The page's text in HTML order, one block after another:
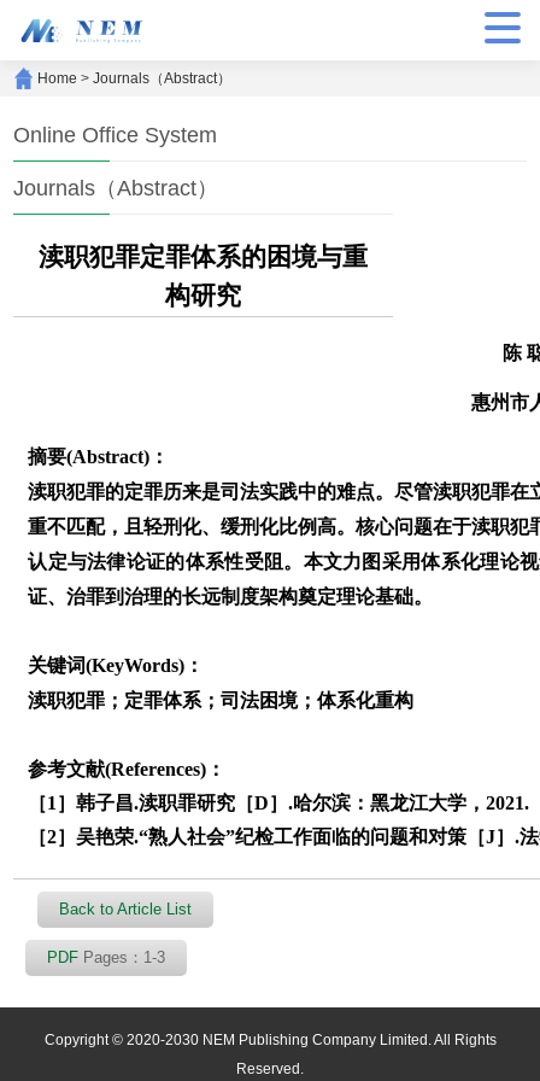
Home >Journals（Abstract）
Online Office System
Journals（Abstract）
渎职犯罪定罪体系的困境与重
构研究
陈
惠州市
摘要(Abstract)：
渎职犯罪的定罪历来是司法实践中的难点。尽管渎职犯罪
重不匹配，且轻刑化、缓刑化比例高。核心问题在于渎职
认定与法律论证的体系性受阻。本文力图采用体系化理论
证、治罪到治理的长远制度架构奠定理论基础。
关键词(KeyWords)：
渎职犯罪；定罪体系；司法困境；体系化重构
参考文献(References)：
［1］韩子昌.渎职罪研究［D］.哈尔滨：黑龙江大学，2021.
［2］吴艳荣.“熟人社会”纪检工作面临的问题和对策［J］.
Back to Article List
PDF Pages：1-3
Copyright © 2020-2030 NEM Publishing Company Limited. All Rights
Reserved.